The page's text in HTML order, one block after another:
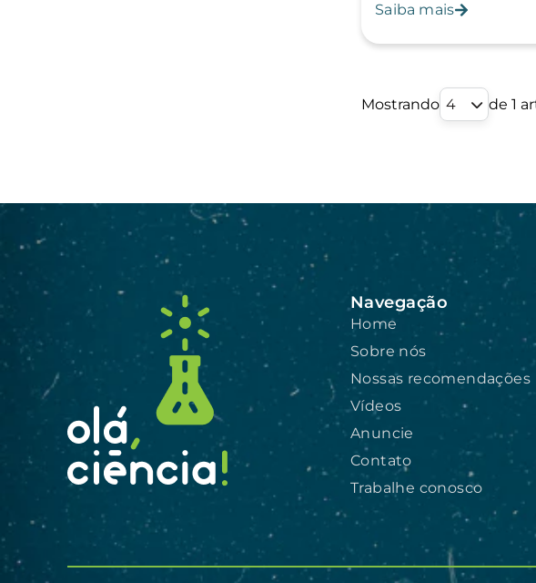
Saiba mais
Mostrando 4 de 1
Navegação
Home
Sobre nós
Nossas recomendações
Vídeos
Anuncie
Contato
Trabalhe conosco